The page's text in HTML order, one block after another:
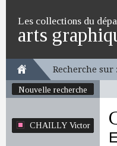
Les collections du
arts
Recherche sur :
Nouvelle recherche
CHAILLY Victor